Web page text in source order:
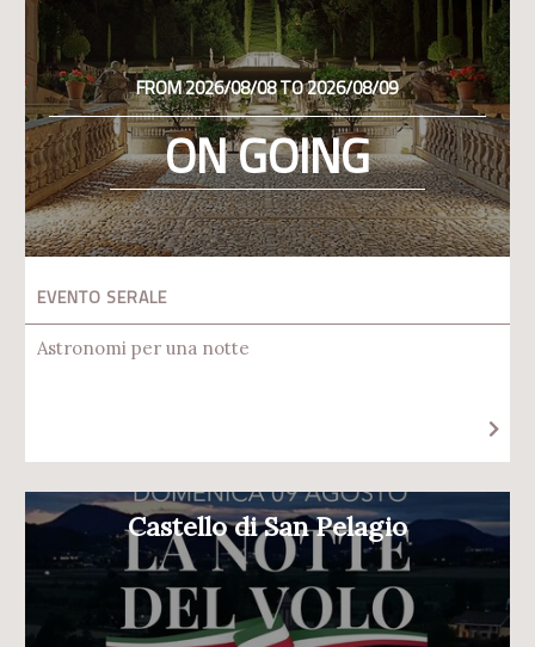
FROM 2026/08/08 TO 2026/08/09
ON GOING
EVENTO SERALE
Astronomi per una notte
Castello di San Pelagio